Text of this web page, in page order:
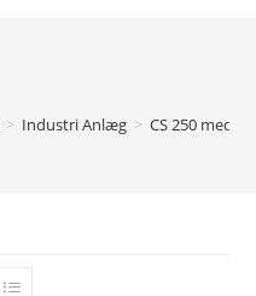
> Industri Anlæg > CS 250 med